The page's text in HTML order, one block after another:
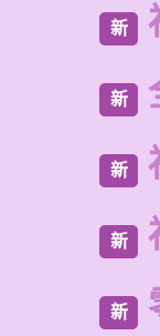
新
新
新
新
新